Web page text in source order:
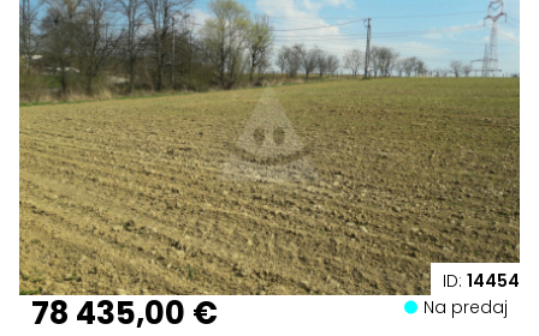
ID: 14454
78 435,00 € Na predaj